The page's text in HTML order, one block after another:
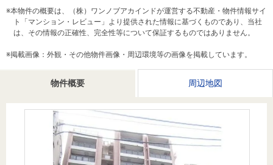
ショ
ンを
探す
中古
一戸
建て
を探
す
投
資
用
物
件
事業
用物
件を
探す
査
定
相
談
時手
取り
金額
試算
都圏）
古屋）
西）
経営ビジ
ョン
組織図
役員一
覧
リリース
会社案内
（電子ブ
ック版）
法人のお客さま
会員ページ物件概要 周辺地図
※本物件の概要は、（株）ワンノブアカインドが運営する不動産・物件情報サイ
ト「マンション・レビュー」より提供された情報に基づくものであり、当社
は、その情報の正確性、完全性等について保証するものではありません。
※掲載画像：外観・その他物件画像・周辺環境等の画像を掲載しています。